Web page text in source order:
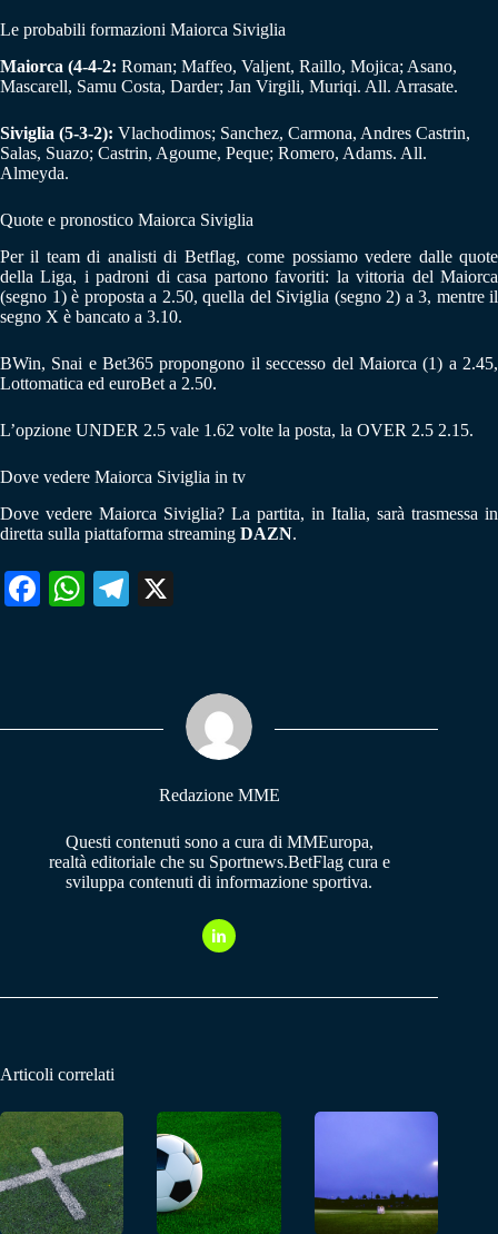
Le probabili formazioni Maiorca Siviglia
Maiorca (4-4-2: Roman; Maffeo, Valjent, Raillo, Mojica; Asano,
Mascarell, Samu Costa, Darder; Jan Virgili, Muriqi. All. Arrasate.
Siviglia (5-3-2): Vlachodimos; Sanchez, Carmona, Andres Castrin,
Salas, Suazo; Castrin, Agoume, Peque; Romero, Adams. All.
Almeyda.
Quote e pronostico Maiorca Siviglia
Per il team di analisti di Betflag, come possiamo vedere dalle quote
della Liga, i padroni di casa partono favoriti: la vittoria del Maiorca
(segno 1) è proposta a 2.50, quella del Siviglia (segno 2) a 3, mentre il
segno X è bancato a 3.10.
BWin, Snai e Bet365 propongono il seccesso del Maiorca (1) a 2.45,
Lottomatica ed euroBet a 2.50.
L’opzione UNDER 2.5 vale 1.62 volte la posta, la OVER 2.5 2.15.
Dove vedere Maiorca Siviglia in tv
Dove vedere Maiorca Siviglia? La partita, in Italia, sarà trasmessa in
diretta sulla piattaforma streaming DAZN.
Fa W
pp
Te
m
Redazione MME
Questi contenuti sono a cura di MMEuropa,
realtà editoriale che su Sportnews.BetFlag cura e
sviluppa contenuti di informazione sportiva.
Articoli correlati